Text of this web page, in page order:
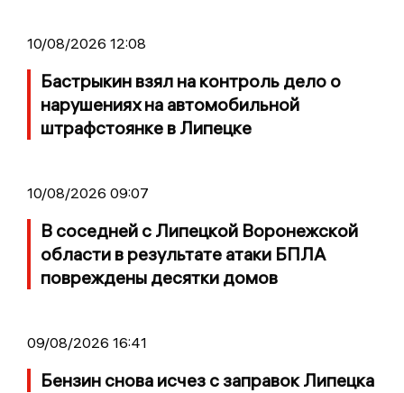
10/08/2026 12:08
Бастрыкин взял на контроль дело о
нарушениях на автомобильной
штрафстоянке в Липецке
10/08/2026 09:07
В соседней с Липецкой Воронежской
области в результате атаки БПЛА
повреждены десятки домов
09/08/2026 16:41
Бензин снова исчез с заправок Липецка